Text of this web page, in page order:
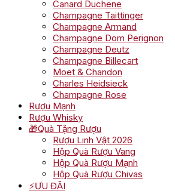
Canard Duchene
Champagne Taittinger
Champagne Armand
Champagne Dom Perignon
Champagne Deutz
Champagne Billecart
Moet & Chandon
Charles Heidsieck
Champagne Rose
Rượu Mạnh
Rượu Whisky
🎁Quà Tặng Rượu
Rượu Linh Vật 2026
Hộp Quà Rượu Vang
Hộp Quà Rượu Mạnh
Hộp Quà Rượu Chivas
⚡ƯU ĐÃI